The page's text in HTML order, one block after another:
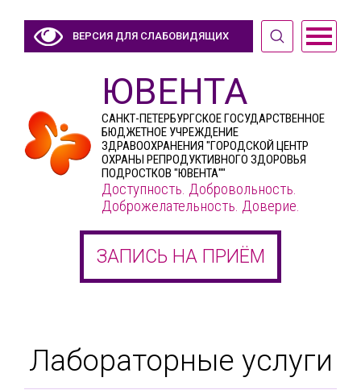
ВЕРСИЯ ДЛЯ СЛАБОВИДЯЩИХ
ЮВЕНТА
САНКТ-ПЕТЕРБУРГСКОЕ ГОСУДАРСТВЕННОЕ
БЮДЖЕТНОЕ УЧРЕЖДЕНИЕ
ЗДРАВООХРАНЕНИЯ "ГОРОДСКОЙ ЦЕНТР
ОХРАНЫ РЕПРОДУКТИВНОГО ЗДОРОВЬЯ
ПОДРОСТКОВ "ЮВЕНТА""
Доступность. Добровольность.
Доброжелательность. Доверие.
ЗАПИСЬ НА ПРИЁМ
Лабораторные услуги